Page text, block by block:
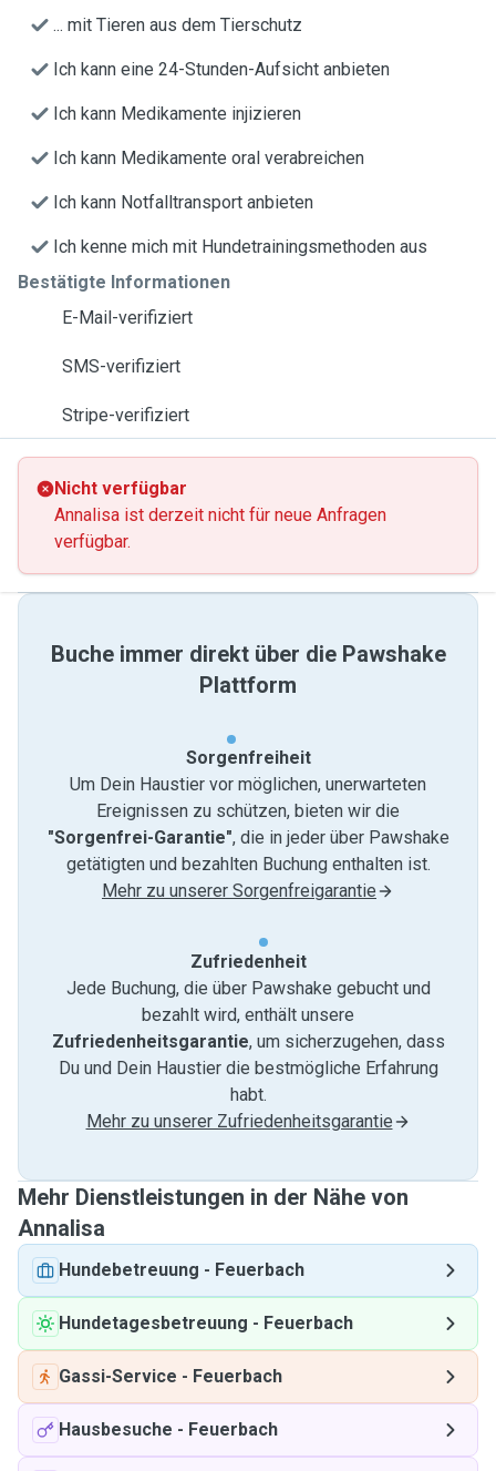
... mit Tieren aus dem Tierschutz
Ich kann eine 24-Stunden-Aufsicht anbieten
Ich kann Medikamente injizieren
Ich kann Medikamente oral verabreichen
Ich kann Notfalltransport anbieten
Ich kenne mich mit Hundetrainingsmethoden aus
Bestätigte Informationen
E-Mail-verifiziert
SMS-verifiziert
Stripe-verifiziert
Nicht verfügbar
Annalisa ist derzeit nicht für neue Anfragen
verfügbar.
Buche immer direkt über die Pawshake
Plattform
Sorgenfreiheit
Um Dein Haustier vor möglichen, unerwarteten
Ereignissen zu schützen, bieten wir die
"Sorgenfrei-Garantie", die in jeder über Pawshake
getätigten und bezahlten Buchung enthalten ist.
Mehr zu unserer Sorgenfreigarantie
Zufriedenheit
Jede Buchung, die über Pawshake gebucht und
bezahlt wird, enthält unsere
Zufriedenheitsgarantie, um sicherzugehen, dass
Du und Dein Haustier die bestmögliche Erfahrung
habt.
Mehr zu unserer Zufriedenheitsgarantie
Mehr Dienstleistungen in der Nähe von
Annalisa
Hundebetreuung - Feuerbach
Hundetagesbetreuung - Feuerbach
Gassi-Service - Feuerbach
Hausbesuche - Feuerbach